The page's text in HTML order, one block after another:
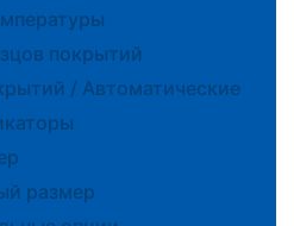
покрытий
/ Автоматические
размер